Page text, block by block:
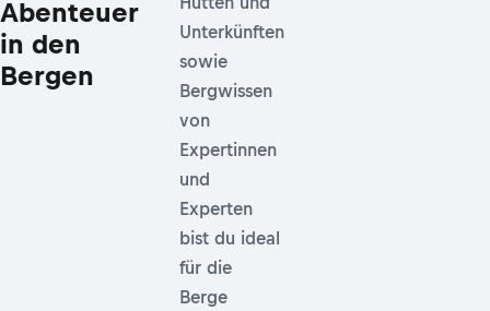
Abenteuer
in den
Bergen
Unterkünften
sowie
Bergwissen
von
Expertinnen
und
Experten
bist du ideal
für die
Berge